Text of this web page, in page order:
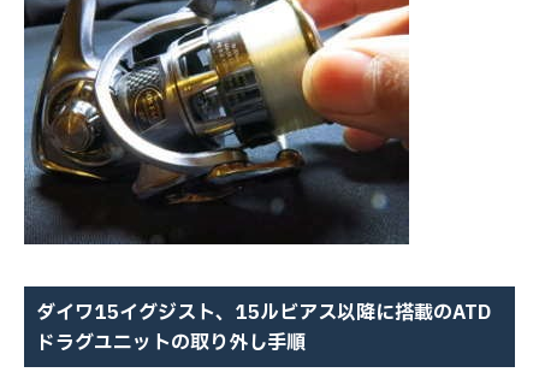
ダイワ15イグジスト、15ルビアス以降に搭載のATD
ドラグユニットの取り外し手順